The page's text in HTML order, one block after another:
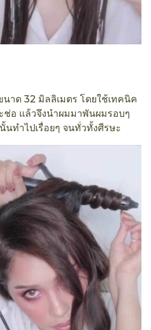
าด 32 มิลลิเมตร โดยใช้เทคนิค
อ แล้วจึงนำผมมาพันผมรอบๆ
ทำไปเรื่อยๆ จนทั่วทั้งศีรษะ